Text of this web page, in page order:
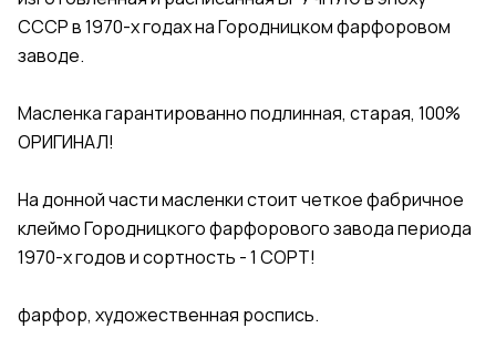
СССР в 1970-х годах на Городницком фарфоровом
заводе.
Масленка гарантированно подлинная, старая, 100%
ОРИГИНАЛ!
На донной части масленки стоит четкое фабричное
клеймо Городницкого фарфорового завода периода
1970-х годов и сортность - 1 СОРТ!
фарфор, художественная роспись.